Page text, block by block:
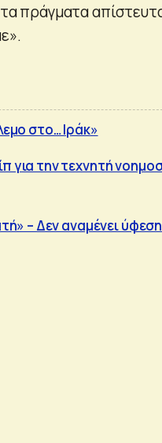
πράγματα
στο… Ιράκ»
για την τεχνητή
– Δεν αναμένει ύφεση